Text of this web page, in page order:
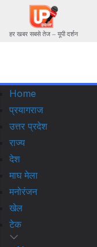
हर खबर सबसे तेज – यूपी दर्शन
Home
प्रयागराज
उत्तर प्रदेश
राज्य
देश
माघ मेला
मनोरंजन
खेल
टेक